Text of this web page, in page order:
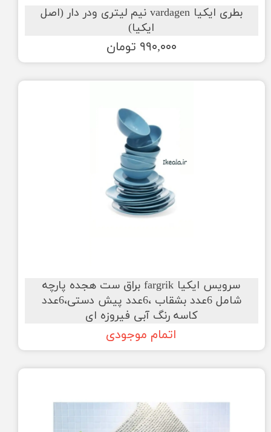
بطری ایکیا vardagen نیم لیتری ودر دار (اصل
ایکیا)
۹۹۰,۰۰۰ تومان
سرویس ایکیا fargrik براق ست هجده پارچه
شامل 6عدد بشقاب ،6عدد پیش دستی،6عدد
کاسه رنگ آبی فیروزه ای
اتمام موجودی